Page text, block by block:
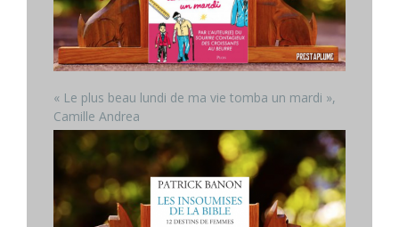
« Le plus beau lundi de ma vie tomba un mardi »,
Camille Andrea